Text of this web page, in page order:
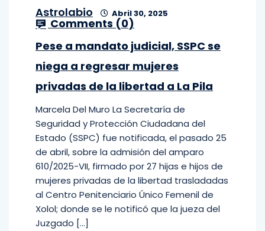
Astrolabio Abril 30, 2025
Comments (0)
Pese a mandato judicial, SSPC se
niega a regresar mujeres
privadas de la libertad a La Pila
Marcela Del Muro La Secretaría de
Seguridad y Protección Ciudadana del
Estado (SSPC) fue notificada, el pasado 25
de abril, sobre la admisión del amparo
610/2025-VII, firmado por 27 hijas e hijos de
mujeres privadas de la libertad trasladadas
al Centro Penitenciario Único Femenil de
Xolol; donde se le notificó que la jueza del
Juzgado […]